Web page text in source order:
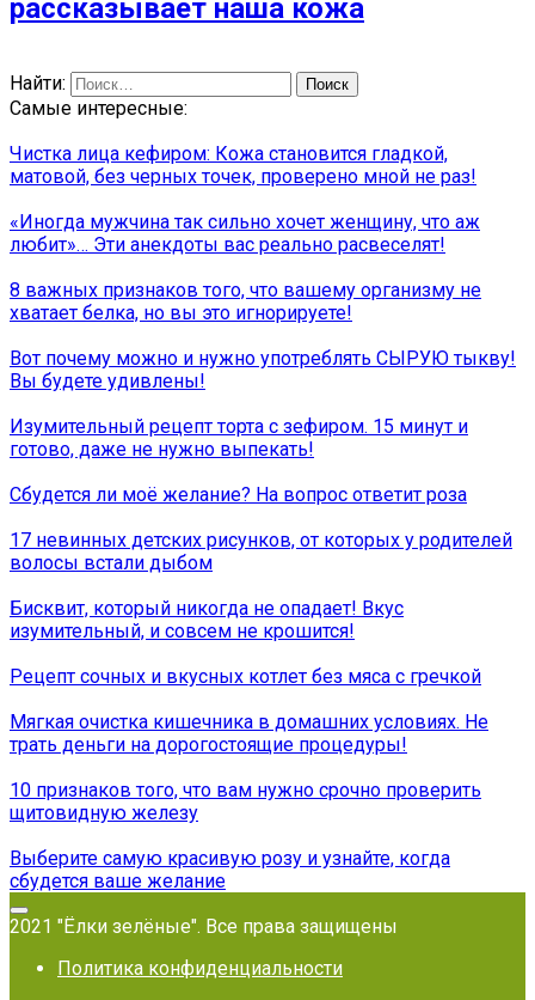
рассказывает наша кожа
Найти:
Самые интересные:
Чистка лица кефиром: Кожа становится гладкой,
матовой, без черных точек, проверено мной не раз!
«Иногда мужчина так сильно хочет женщину, что аж
любит»… Эти анекдоты вас реально расвеселят!
8 важных признаков того, что вашему организму не
хватает белка, но вы это игнорируете!
Вот почему можно и нужно употреблять СЫРУЮ тыкву!
Вы будете удивлены!
Изумительный рецепт торта с зефиром. 15 минут и
готово, даже не нужно выпекать!
Сбудется ли моё желание? На вопрос ответит роза
17 невинных детских рисунков, от которых у родителей
волосы встали дыбом
Бисквит, который никогда не опадает! Вкус
изумительный, и совсем не крошится!
Рецепт сочных и вкусных котлет без мяса с гречкой
Мягкая очистка кишечника в домашних условиях. Не
трать деньги на дорогостоящие процедуры!
10 признаков того, что вам нужно срочно проверить
щитовидную железу
Выберите самую красивую розу и узнайте, когда
сбудется ваше желание
2021 "Ёлки зелёные". Все права защищены
Политика конфиденциальности